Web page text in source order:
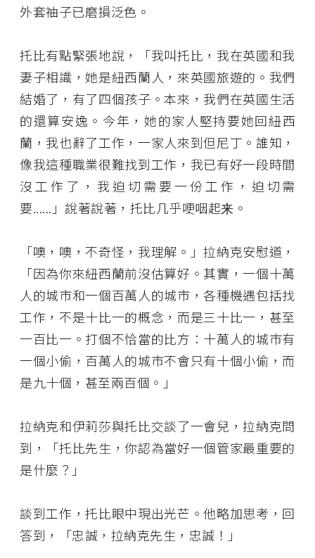
外套䄂子已磨損泛色。
托比有點緊張地說，「我叫托比，我在英國和我
妻子相識，她是紐西蘭人，來英國旅遊的。我們
結婚了，有了四個孩子。本來，我們在英國生活
的還算安逸。今年，她的家人堅持要她回紐西
蘭，我也辭了工作，一家人來到但尼丁。誰知，
像我這種職業很難找到工作，我已有好一段時間
沒工作了，我迫切需要一份工作，迫切需
要......」說著說著，托比几乎哽咽起来。
「噢，噢，不奇怪，我理解。」拉納克安慰道，
「因為你來紐西蘭前沒估算好。其實，一個十萬
人的城市和一個百萬人的城市，各種機遇包括找
工作，不是十比一的概念，而是三十比一，甚至
一百比一。打個不恰當的比方：十萬人的城市有
一個小偷，百萬人的城市不會只有十個小偷，而
是九十個，甚至兩百個。」
拉納克和伊莉莎與托比交談了一會兒，拉納克問
到，「托比先生，你認為當好一個管家最重要的
是什麼？」
談到工作，托比眼中現出光芒。他略加思考，回
答到，「忠誠，拉納克先生，忠誠！」